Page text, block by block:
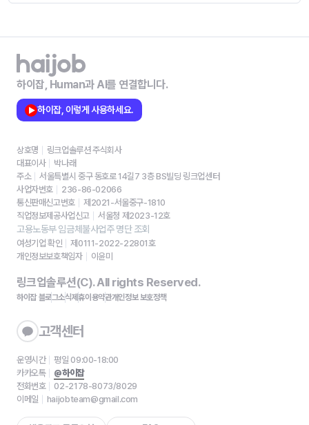
하이잡, Human과 AI를 연결합니다.
하이잡, 이렇게 사용하세요.
상호명
링크업솔루션 주식회사
대표이사
박나래
주소
서울특별시 중구 동호로 14길7 3층 BS빌딩 링크업센터
사업자번호
236-86-02066
통신판매신고번호
제2021-서울중구-1810
직업정보제공사업신고
서울청 제2023-12호
고용노동부 임금체불사업주 명단 조회
여성기업 확인
제0111-2022-22801호
개인정보보호책임자
이윤미
링크업솔루션(C). All rights Reserved.
하이잡 블로그소식제휴이용약관개인정보 보호정책
고객센터
운영시간
평일 09:00-18:00
카카오톡
@하이잡
전화번호
02-2178-8073/8029
이메일
haijobteam@gmail.com